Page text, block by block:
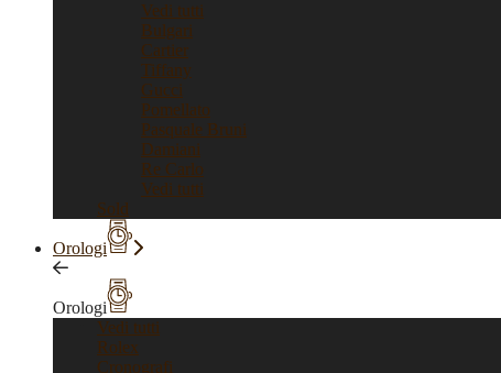
Vedi tutti
Bulgari
Cartier
Tiffany
Gucci
Pomellato
Pasquale Bruni
Damiani
Re Carlo
Vedi tutti
Sold
Orologi
Orologi
Vedi tutti
Rolex
Cronografi